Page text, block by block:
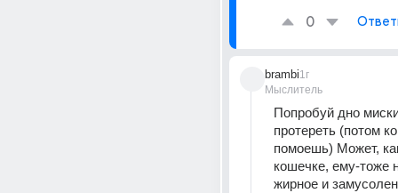
0
brambi
Мыслитель
1г
Попробуй дно
протереть (потом
помоешь) Может,
кошечке, ему-тоже
жирное и